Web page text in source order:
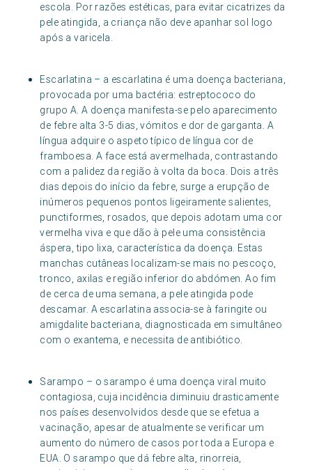
escola. Por razões estéticas, para evitar cicatrizes da
pele atingida, a criança não deve apanhar sol logo
após a varicela.
Escarlatina – a escarlatina é uma doença bacteriana,
provocada por uma bactéria: estreptococo do
grupo A. A doença manifesta-se pelo aparecimento
de febre alta 3-5 dias, vómitos e dor de garganta. A
língua adquire o aspeto típico de língua cor de
framboesa. A face está avermelhada, contrastando
com a palidez da região à volta da boca. Dois a três
dias depois do início da febre, surge a erupção de
inúmeros pequenos pontos ligeiramente salientes,
punctiformes, rosados, que depois adotam uma cor
vermelha viva e que dão à pele uma consistência
áspera, tipo lixa, característica da doença. Estas
manchas cutâneas localizam-se mais no pescoço,
tronco, axilas e região inferior do abdómen. Ao fim
de cerca de uma semana, a pele atingida pode
descamar. A escarlatina associa-se à faringite ou
amigdalite bacteriana, diagnosticada em simultâneo
com o exantema, e necessita de antibiótico.
Sarampo – o sarampo é uma doença viral muito
contagiosa, cuja incidência diminuiu drasticamente
nos países desenvolvidos desde que se efetua a
vacinação, apesar de atualmente se verificar um
aumento do número de casos por toda a Europa e
EUA. O sarampo que dá febre alta, rinorreia,